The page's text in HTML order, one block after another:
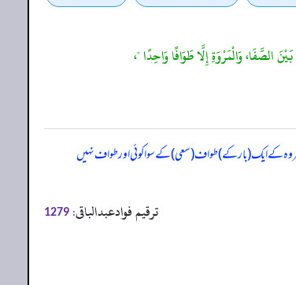
وَالْمَرْوَةِ إِلَّا طَوَافًا وَاحِدًا "،
کے ایک (بار کے) طواف (سعی) کے سوا کوئی اور طواف نہیں
ترقیم فوادعبدالباقی: 1279